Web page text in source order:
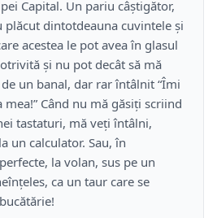
Capital. Un pariu câştigător,
plăcut dintotdeauna cuvintele şi
acestea le pot avea în glasul
şi nu pot decât să mă
un banal, dar rar întâlnit “Îmi
mea!” Când nu mă găsiţi scriind
tastaturi, mă veţi întâlni,
un calculator. Sau, în
la volan, sus pe un
ca un taur care se